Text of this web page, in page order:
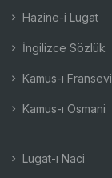
Hazine-i Lugat
İngilizce Sözlük
Kamus-ı Fransevi
Kamus-ı Osmani
Lugat-ı Naci